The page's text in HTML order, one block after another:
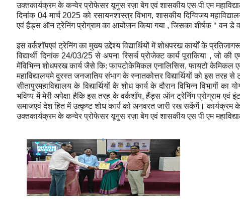
उक्तकार्यक्रम के कन्वेर प्रोफेसर यूनुस रज़ा बेग एवं शासकीय एस पी एम
दिनांक04मार्च 2025को रसायनशास्त्र विभाग,शासकीय दिग्विजय
एवं हैंड्स ऑन ट्रेनिंग प्रोग्राम का आयोजन किया गया ,जिसका शीर्षक " वन डे
इस वर्कशॉपएवं ट्रेनिंग का मुख्य उद्देश्य विद्यार्थियों में शोधपरख कार्यों के
विद्यार्थी दिनांक 24/03/25से अपना रिसर्च प्रोजेक्ट कार्य पूराकिया ,जो की
मेंविभिन्न शोधपरख कार्य जैसे कि: फायटोकेमिकल एनालिसिस,फायटो केमिकल
महाविद्यालयमे दुरस्त जनजातिय संभाग के स्नातकोत्तर विद्यार्थियों को इस तरह
सीतापुरमहाविद्यालय के विद्यार्थियों के शोध कार्य के दौरान विभिन्न विभागों
भविष्य में मेरी अपेक्षा हैकि इस तरह के वर्कशॉप,हैंड्स ऑन ट्रेनिंग प्रोग्राम एवं
समाजएवं देश हित में उत्कृष्ट शोध कार्य को अनवरत जारी रख सकेंगें। कार्यक्रम के
उक्तकार्यक्रम के कन्वेर प्रोफेसर यूनुस रज़ा बेग एवं शासकीय एस पी एम